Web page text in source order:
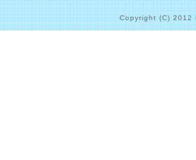
Copyright (C) 2012